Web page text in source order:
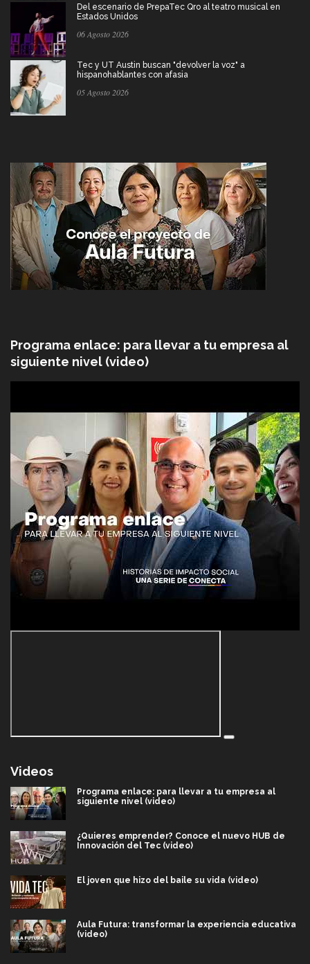
Del escenario de PrepaTec Qro al teatro musical en
Estados Unidos
06 Agosto 2026
Tec y UT Austin buscan "devolver la voz" a
hispanohablantes con afasia
05 Agosto 2026
Programa enlace: para llevar a tu empresa al
siguiente nivel (video)
Videos
Programa enlace: para llevar a tu empresa al
siguiente nivel (video)
¿Quieres emprender? Conoce el nuevo HUB de
Innovación del Tec (video)
El joven que hizo del baile su vida (video)
Aula Futura: transformar la experiencia educativa
(video)